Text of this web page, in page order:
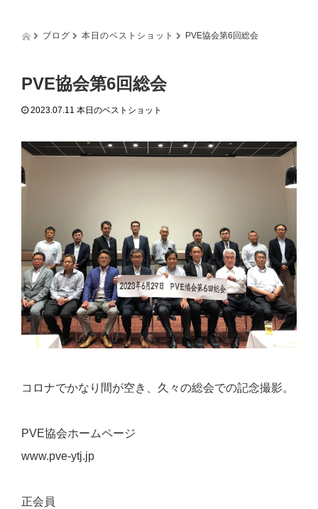
t
i
o
n
ブログ 本日のベストショット PVE協会第6回総会
PVE協会第6回総会
2023.07.11 本日のベストショット
コロナでかなり間が空き、久々の総会での記念撮影。
PVE協会ホームページ
www.pve-ytj.jp
正会員